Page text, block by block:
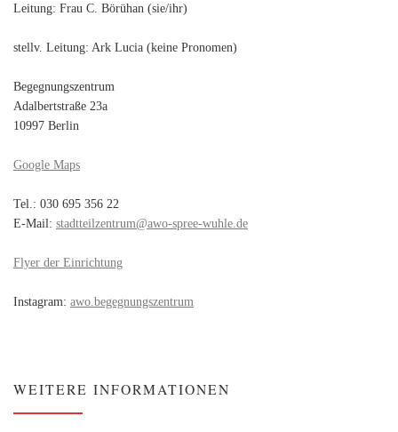
Leitung: Frau C. Börühan (sie/ihr)
stellv. Leitung: Ark Lucia (keine Pronomen)
Begegnungszentrum
Adalbertstraße 23a
10997 Berlin
Google Maps
Tel.: 030 695 356 22
E-Mail: stadtteilzentrum@awo-spree-wuhle.de
Flyer der Einrichtung
Instagram: awo.begegnungszentrum
WEITERE INFORMATIONEN